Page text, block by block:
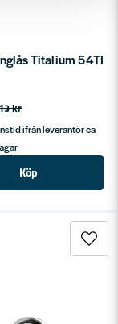
Titalium 54TI/
kr
ifrån leverantör ca
Köp